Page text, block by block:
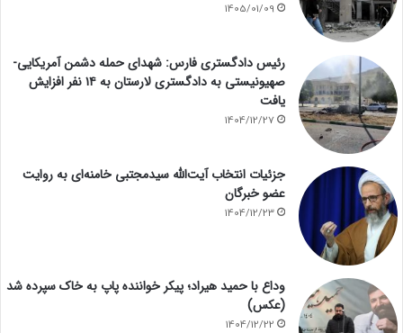
1405/01/09
رئیس دادگستری فارس: شهدای حمله دشمن آمریکایی-
صهیونیستی به دادگستری لارستان به ۱۴ نفر افزایش
یافت
1404/12/27
جزئیات انتخاب آیت‌الله سیدمجتبی خامنه‌ای به روایت
عضو خبرگان
1404/12/23
وداع با حمید هیراد؛ پیکر خواننده پاپ به خاک سپرده شد
(عکس)
1404/12/22